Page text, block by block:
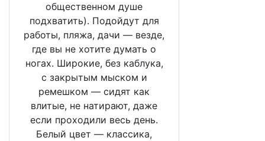
общественном душе
подхватить). Подойдут для
работы, пляжа, дачи — везде,
где вы не хотите думать о
ногах. Широкие, без каблука,
с закрытым мыском и
ремешком — сидят как
влитые, не натирают, даже
если проходили весь день.
Белый цвет — классика,